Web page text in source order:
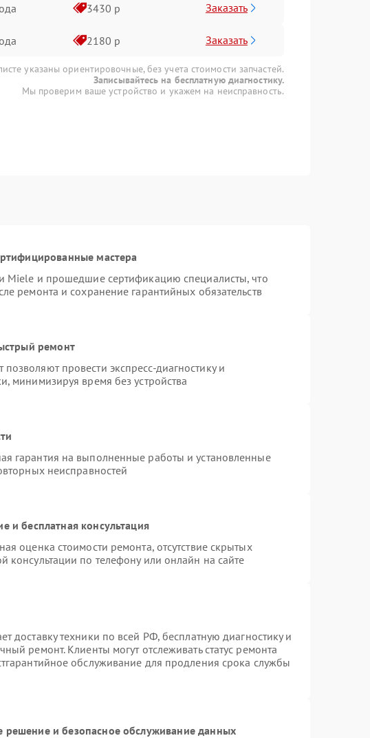
3430 р Заказать
2180 р Заказать
указаны ориентировочные, без учета стоимости запчастей.
Записывайтесь на бесплатную диагностику.
Мы проверим ваше устройство и укажем на неисправность.
мастера
Miele и прошедшие сертификацию специалисты, что
ремонта и сохранение гарантийных обязательств
ремонт
провести экспресс-диагностику и
минимизируя время без устройства
гарантия на выполненные работы и установленные
неисправностей
и бесплатная консультация
оценка стоимости ремонта, отсутствие скрытых
консультации по телефону или онлайн на сайте
доставку техники по всей РФ, бесплатную диагностику и
ремонт. Клиенты могут отслеживать статус ремонта
обслуживание для продления срока службы
и безопасное обслуживание данных